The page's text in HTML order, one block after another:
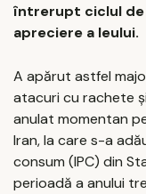
întrerupt ciclul
apreciere a leului.
A apărut astfel
atacuri cu rachete
anulat momentan
Iran, la care s-a
consum (IPC) din
perioadă a anului